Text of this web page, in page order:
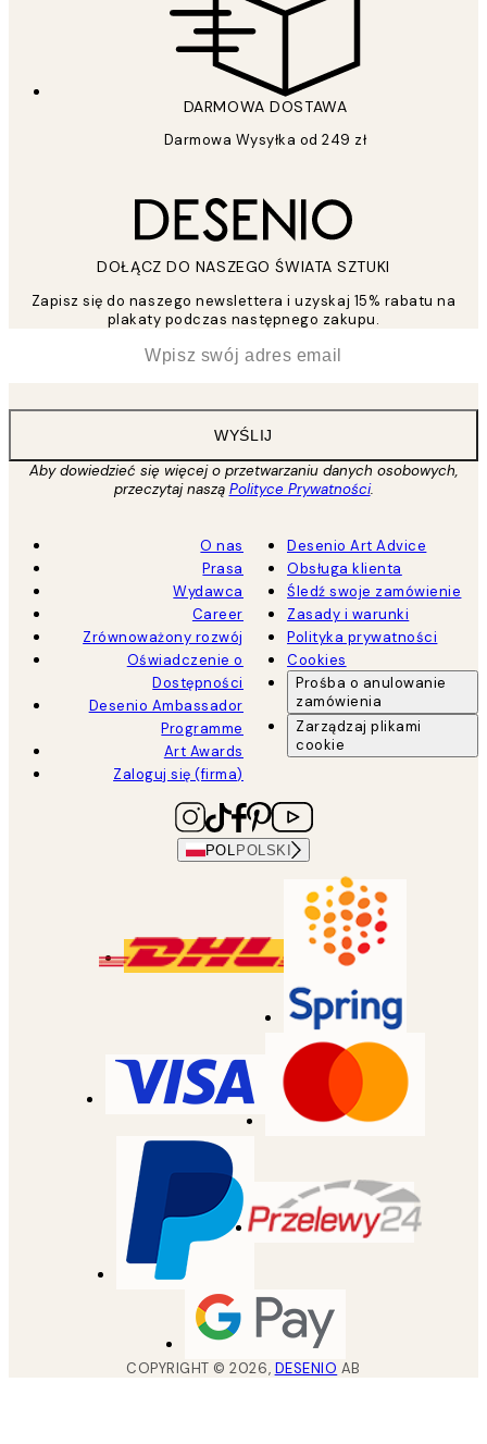
DARMOWA DOSTAWA
Darmowa Wysyłka od 249 zł
DOŁĄCZ DO NASZEGO ŚWIATA SZTUKI
Zapisz się do naszego newslettera i uzyskaj 15% rabatu na
plakaty podczas następnego zakupu.
WYŚLIJ
Aby dowiedzieć się więcej o przetwarzaniu danych osobowych,
przeczytaj naszą Polityce Prywatności.
O nas
Prasa
Wydawca
Career
Zrównoważony rozwój
Oświadczenie o
Dostępności
Desenio Ambassador
Programme
Art Awards
Zaloguj się (firma)
Desenio Art Advice
Obsługa klienta
Śledź swoje zamówienie
Zasady i warunki
Polityka prywatności
Cookies
Prośba o anulowanie
zamówienia
Zarządzaj plikami
cookie
POL POLSKI
COPYRIGHT ©2026, DESENIO AB